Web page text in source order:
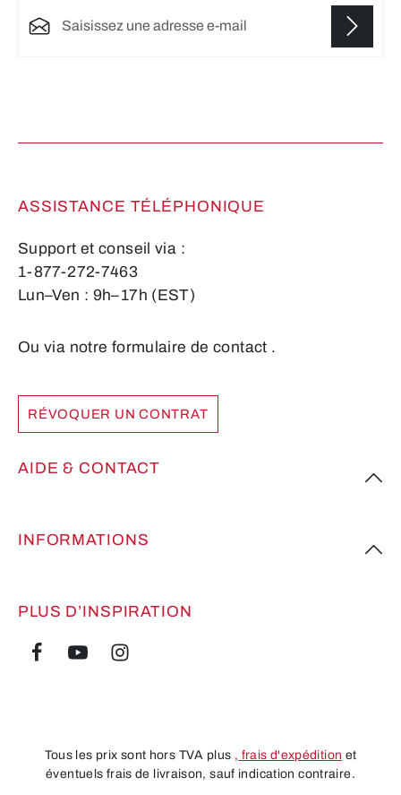
ASSISTANCE TÉLÉPHONIQUE
Support et conseil via :
1-877-272-7463
Lun–Ven : 9h–17h (EST)
Ou via notre formulaire de contact .
RÉVOQUER UN CONTRAT
AIDE & CONTACT
INFORMATIONS
PLUS D’INSPIRATION
Tous les prix sont hors TVA plus , frais d'expédition et
éventuels frais de livraison, sauf indication contraire.